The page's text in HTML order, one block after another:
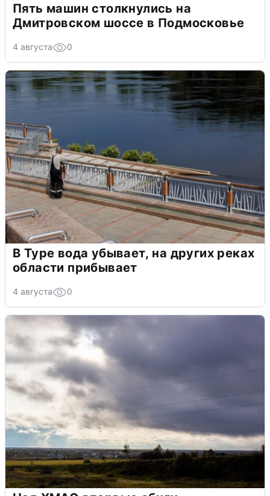
Пять машин столкнулись на
Дмитровском шоссе в Подмосковье
4 августа 0
В Туре вода убывает, на других реках
области прибывает
4 августа 0